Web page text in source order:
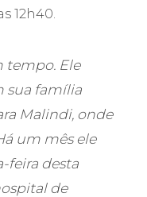
12h40.
tempo. Ele
sua família
Malindi, onde
um mês ele
feira desta
de